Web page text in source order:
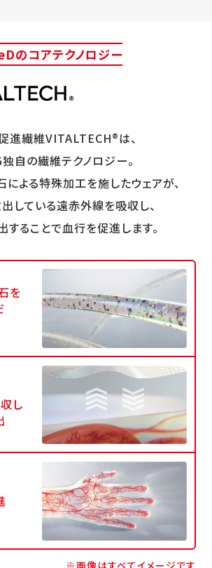
のコアテクノロジー
進繊維VITALTECH®は、
自の繊維テクノロジー。
よる特殊加工を施したウェアが、
している遠赤外線を吸収し、
することで血行を促進します。
を
し
※画像はすべてイメージです